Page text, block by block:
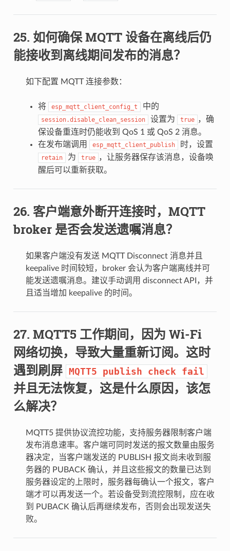
如何确保 MQTT 设备在离线后仍
能接收到离线期间发布的消息？
如下配置 MQTT 连接参数：
将 esp_mqtt_client_config_t 中的
session.disable_clean_session 设置为 true ，确
保设备重连时仍能收到 QoS 1 或 QoS 2 消息。
在发布端调用
esp_mqtt_client_publish 时，设置
retain 为 true ，让服务器保存该消息，设备唤
醒后可以重新获取。
客户端意外断开连接时，MQTT
broker 是否会发送遗嘱消息？
如果客户端没有发送 MQTT Disconnect 消息并且
keepalive 时间较短，broker 会认为客户端离线并可
能发送遗嘱消息。建议手动调用 disconnect API，并
且适当增加 keepalive 的时间。
MQTT5 工作期间，因为 Wi-Fi
网络切换，导致大量重新订阅。这时
遇到刷屏 MQTT5 publish check fail
并且无法恢复，这是什么原因，该怎
么解决？
MQTT5 提供协议流控功能，支持服务器限制客户端
发布消息速率。客户端可同时发送的报文数量由服务
器决定，当客户端发送的 PUBLISH 报文尚未收到服
务器的 PUBACK 确认，并且这些报文的数量已达到
服务器设定的上限时，服务器每确认一个报文，客户
端才可以再发送一个。若设备受到流控限制，应在收
到 PUBACK 确认后再继续发布，否则会出现发送失
败。